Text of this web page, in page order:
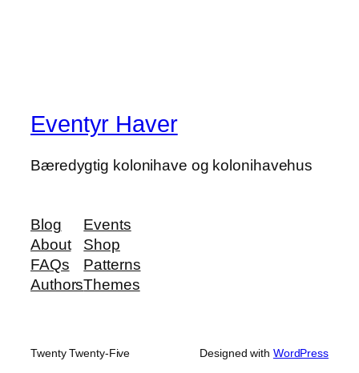
Eventyr Haver
Bæredygtig kolonihave og kolonihavehus
Blog
About
FAQs
Authors
Events
Shop
Patterns
Themes
Twenty Twenty-Five Designed with WordPress